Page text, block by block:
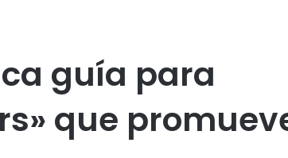
guía para
que